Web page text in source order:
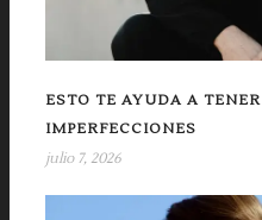
ESTO TE AYUDA A
IMPERFECCIONES
julio 7, 2026